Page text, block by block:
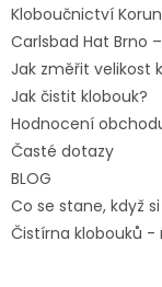
Kloboučnictví
Carlsbad Hat Brno
Jak změřit velikost
Jak čistit klobouk?
Hodnocení
Časté dotazy
BLOG
Co se stane, když
Čistírna klobouků -